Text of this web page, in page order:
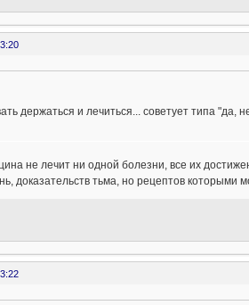
держаться и лечиться... советует типа "да,
не лечит ни одной болезни, все их
доказательств тьма, но рецептов которыми